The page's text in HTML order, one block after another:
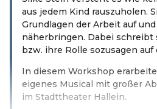
aus jedem Kind rauszuholen.
Grundlagen der Arbeit auf
näherbringen. Dabei schreibt
bzw. ihre Rolle sozusagen auf
In diesem Workshop
eigenes Musical mit großer
im Stadttheater Hallein.